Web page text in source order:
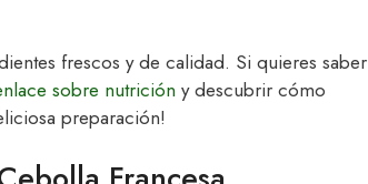
frescos y de calidad. Si quieres saber
sobre nutrición y descubrir cómo
preparación!